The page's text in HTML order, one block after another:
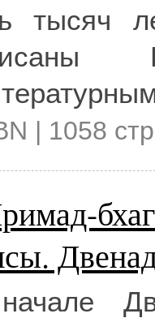
тысяч
| 1058